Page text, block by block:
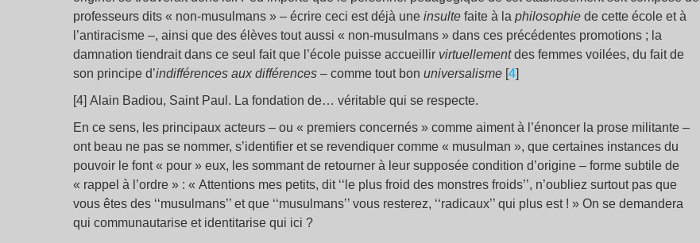
professeurs dits « non-musulmans » – écrire ceci est déjà une insulte faite à la philosophie de cette école et à
l’antiracisme –, ainsi que des élèves tout aussi « non-musulmans » dans ces précédentes promotions ; la
damnation tiendrait dans ce seul fait que l’école puisse accueillir virtuellementdes femmes voilées, du fait de
son principe d’indifférences aux différences – comme tout bon universalisme [4]
[4] Alain Badiou, Saint Paul. La fondation de… véritable qui se respecte.
En ce sens, les principaux acteurs – ou « premiers concernés » comme aiment à l’énoncer la prose militante –
ont beau ne pas se nommer, s’identifier et se revendiquer comme « musulman », que certaines instances du
pouvoir le font « pour » eux, les sommant de retourner à leur supposée condition d’origine – forme subtile de
« rappel à l’ordre » : « Attentions mes petits, dit ‘‘le plus froid des monstres froids’’, n’oubliez surtout pas que
vous êtes des ‘‘musulmans’’ et que ‘‘musulmans’’ vous resterez, ‘‘radicaux’’ qui plus est ! » On se demandera
qui communautarise et identitarise qui ici ?